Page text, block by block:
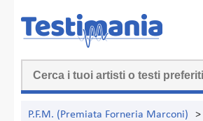
P.F.M. (Premiata Forneria Marconi) >